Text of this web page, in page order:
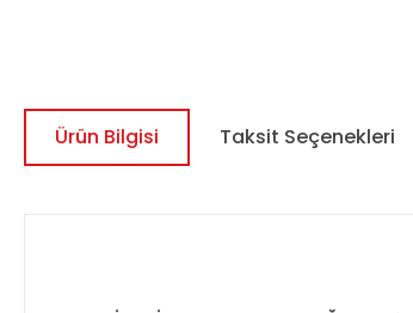
Ürün Bilgisi Taksit Seçenekleri